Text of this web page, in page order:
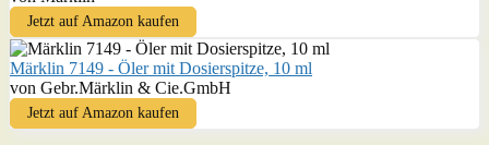
Jetzt auf Amazon kaufen
Märklin 7149 - Öler mit Dosierspitze, 10 ml
von Gebr.Märklin & Cie.GmbH
Jetzt auf Amazon kaufen